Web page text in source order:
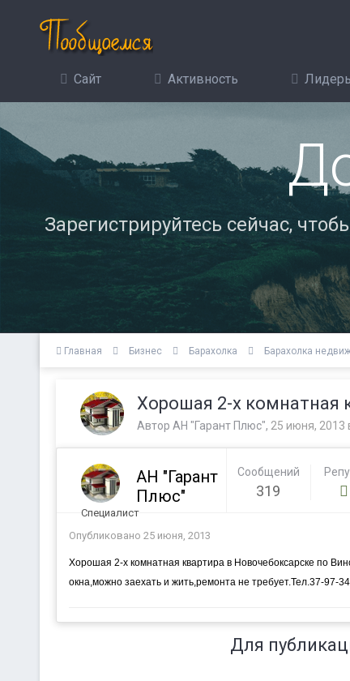
Сайт Активность
Зарегистрируйтесь сейчас,
Главная Бизнес Барахолка Барахолка
Хорошая 2-х комнатная
Автор АН "Гарант Плюс", 25 июня, 2013
АН "Гарант
Плюс"
Специалист
Сообщений
319
Опубликовано 25 июня, 2013
Хорошая 2-х комнатная квартира в Новочебоксарске по
окна,можно заехать и жить,ремонта не требует.Тел.37-97-
Для